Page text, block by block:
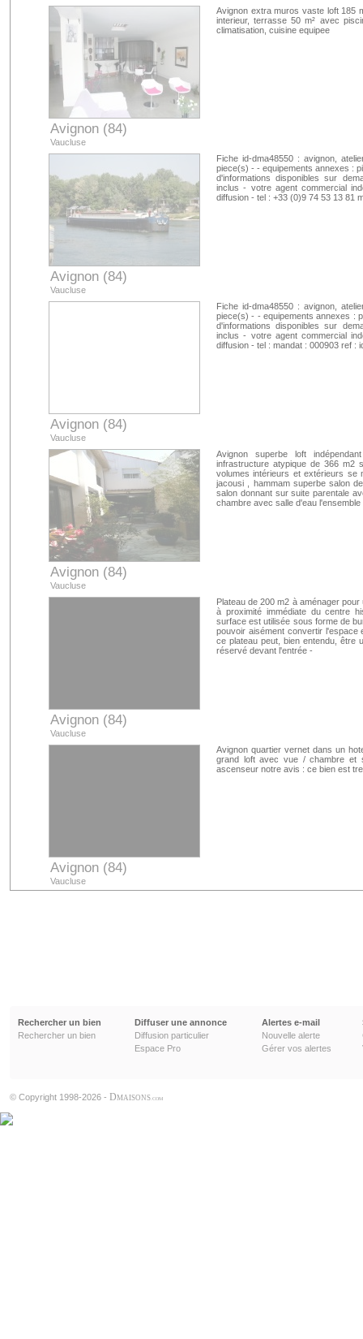
Avignon (84)
Vaucluse
Avignon extra muros vaste loft 185
interieur, terrasse 50 m² avec
climatisation, cuisine equipee
Avignon (84)
Vaucluse
Fiche id-dma48550 : avignon,
piece(s) - - equipements annexes :
d'informations disponibles sur
inclus - votre agent commercial
diffusion - tel : +33 (0)9 74 53 13 81
Avignon (84)
Vaucluse
Fiche id-dma48550 : avignon,
piece(s) - - equipements annexes :
d'informations disponibles sur
inclus - votre agent commercial
diffusion - tel : mandat : 000903 ref :
Avignon (84)
Vaucluse
Avignon superbe loft
infrastructure atypique de 366 m2
volumes intérieurs et extérieurs se
jacousi , hammam superbe salon
salon donnant sur suite parentale
chambre avec salle d'eau
Avignon (84)
Vaucluse
Plateau de 200 m2 à aménager
à proximité immédiate du centre
surface est utilisée sous forme de
pouvoir aisément convertir
ce plateau peut, bien entendu, être
réservé devant l'entrée -
Avignon (84)
Vaucluse
Avignon quartier vernet dans un
grand loft avec vue / chambre et
ascenseur notre avis : ce bien est
Rechercher un bien
Rechercher un bien
Diffuser une annonce
Diffusion particulier
Espace Pro
Alertes e-mail
Nouvelle alerte
Gérer vos alertes
© Copyright 1998-2026 - DMAISONS .COM